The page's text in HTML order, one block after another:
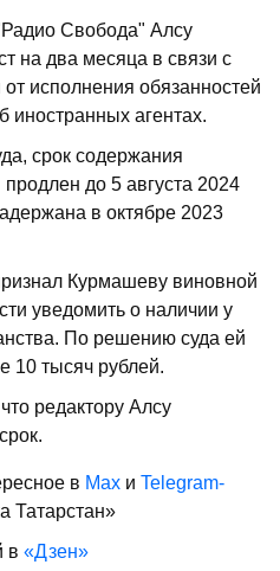
Свобода" Алсу
на два месяца в связи с
исполнения обязанностей
иностранных агентах.
срок содержания
до 5 августа 2024
в октябре 2023
Курмашеву виновной
уведомить о наличии у
По решению суда ей
10 тысяч рублей.
редактору Алсу
срок.
в Max и Telegram-
Татарстан»
в «Дзен»